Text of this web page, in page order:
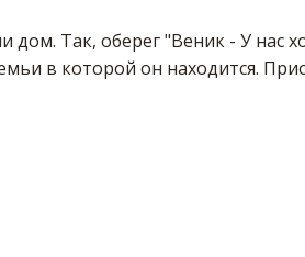
дом. Так, оберег "Веник - У нас
в которой он находится.